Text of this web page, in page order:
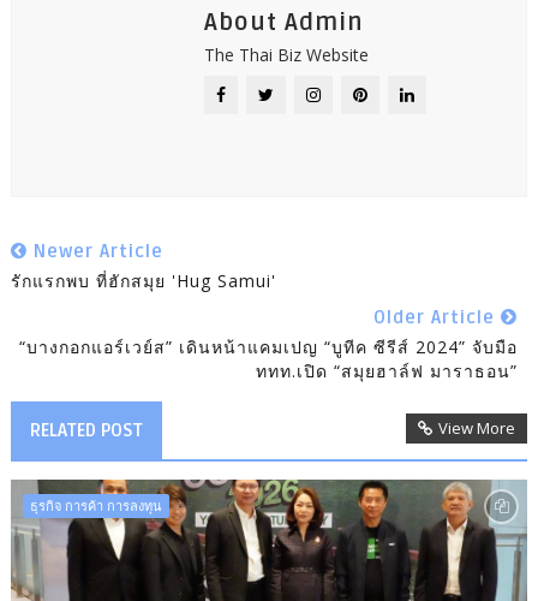
About Admin
The Thai Biz Website
Newer Article
รักแรกพบ ที่ฮักสมุย 'Hug Samui'
Older Article
“บางกอกแอร์เวย์ส” เดินหน้าแคมเปญ “บูทีค ซีรีส์ 2024” จับมือ
ททท.เปิด “สมุยฮาล์ฟ มาราธอน”
RELATED POST View More
ธุรกิจ การค้า การลงทุน